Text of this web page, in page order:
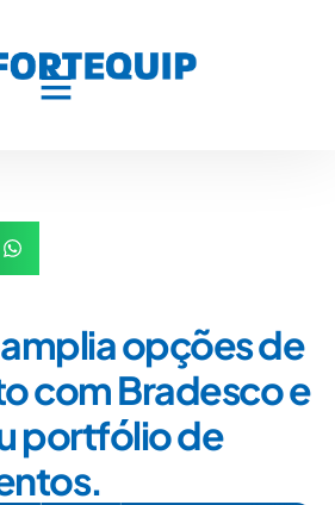
opções de
com Bradesco e
portfólio de